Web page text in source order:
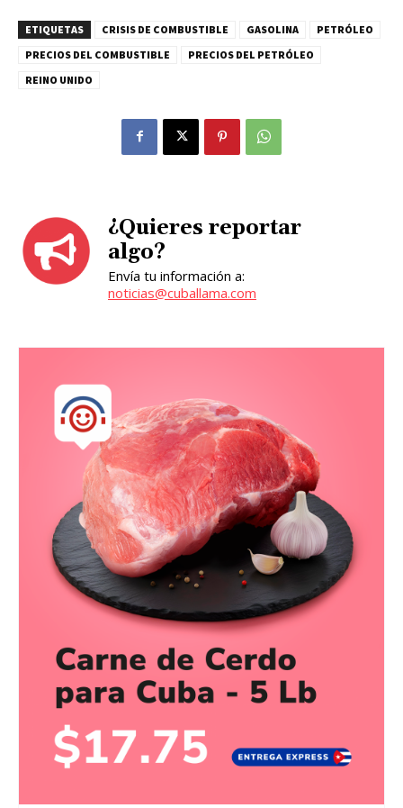
ETIQUETAS CRISIS DE COMBUSTIBLE GASOLINA
PETRÓLEO
PRECIOS DEL COMBUSTIBLE
PRECIOS DEL PETRÓLEO
REINO UNIDO
¿Quieres reportar
algo?
Envía tu información a:
noticias@cuballama.com